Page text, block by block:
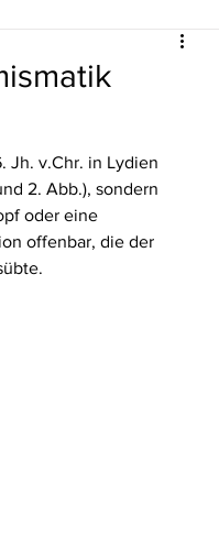
Jh. v.Chr. in Lydien
2. Abb.), sondern
oder eine
offenbar, die der